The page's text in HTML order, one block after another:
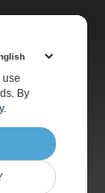
use
By
.